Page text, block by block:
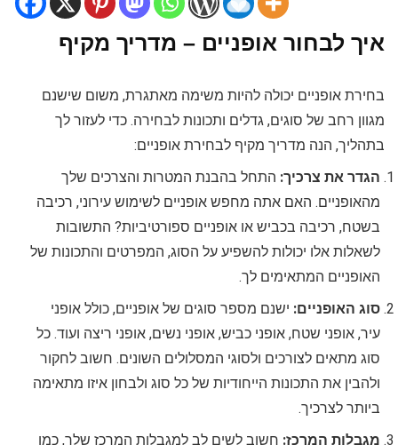
איך לבחור אופניים – מדריך מקיף
בחירת אופניים יכולה להיות משימה מאתגרת, משום שישנם
מגוון רחב של סוגים, גדלים ותכונות לבחירה. כדי לעזור לך
בתהליך, הנה מדריך מקיף לבחירת אופניים:
הגדר את צרכיך: התחל בהבנת המטרות והצרכים שלך
מהאופניים. האם אתה מחפש אופניים לשימוש עירוני, רכיבה
בשטח, רכיבה בכביש או אופניים ספורטיביות? התשובות
לשאלות אלו יכולות להשפיע על הסוג, המפרטים והתכונות של
האופניים המתאימים לך.
סוג האופניים: ישנם מספר סוגים של אופניים, כולל אופני
עיר, אופני שטח, אופני כביש, אופני נשים, אופני ריצה ועוד. כל
סוג מתאים לצורכים ולסוגי המסלולים השונים. חשוב לחקור
ולהבין את התכונות הייחודיות של כל סוג ולבחון איזו מתאימה
ביותר לצרכיך.
מגבלות המרכז: חשוב לשים לב למגבלות המרכז שלך, כמו